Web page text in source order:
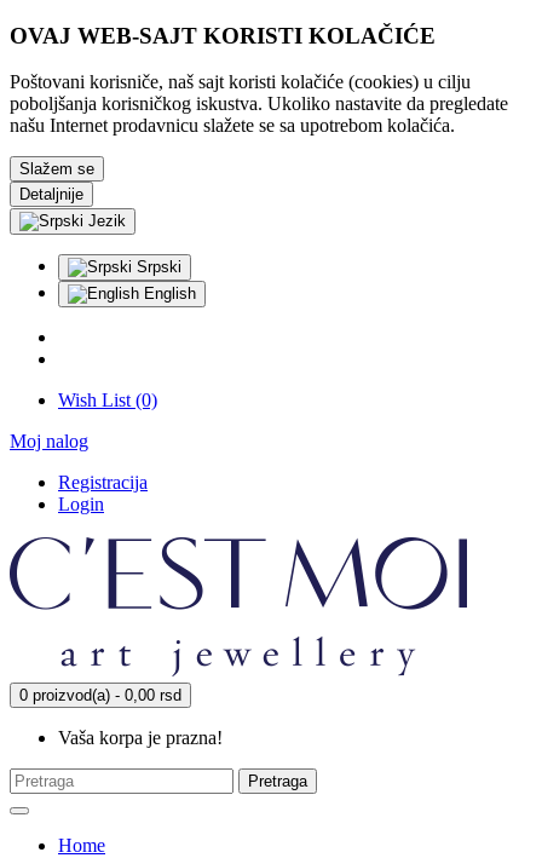
OVAJ WEB-SAJT KORISTI KOLAČIĆE
Poštovani korisniče, naš sajt koristi kolačiće (cookies) u cilju
poboljšanja korisničkog iskustva. Ukoliko nastavite da pregledate
našu Internet prodavnicu slažete se sa upotrebom kolačića.
Slažem se
Detaljnije
Jezik
Srpski
English
Wish List (0)
Moj nalog
Registracija
Login
0 proizvod(a) - 0,00 rsd
Vaša korpa je prazna!
Pretraga
Home